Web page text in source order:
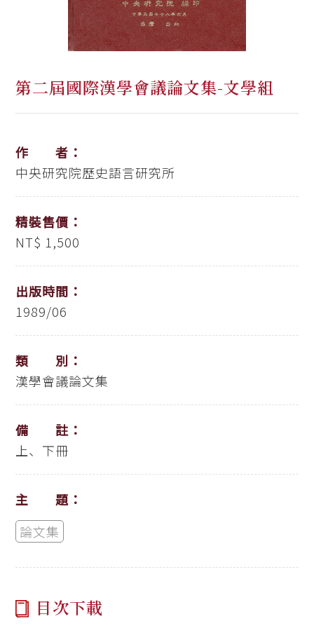
第二屆國際漢學會議論文集-文學組
作 者：
中央研究院歷史語言研究所
精裝售價：
NT$ 1,500
出版時間：
1989/06
類 別：
漢學會議論文集
備 註：
上、下冊
主 題：
論文集
目次下載